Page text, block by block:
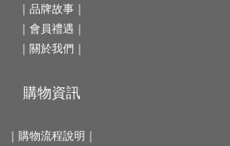
｜ 品牌故事 ｜
｜會員禮遇｜
｜ 關於我們 ｜
購物資訊
｜ 購物流程說明 ｜